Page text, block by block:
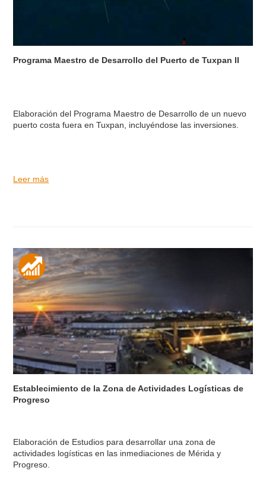
Programa Maestro de Desarrollo del Puerto de Tuxpan II
Elaboración del Programa Maestro de Desarrollo de un nuevo
puerto costa fuera en Tuxpan, incluyéndose las inversiones.
Leer más
Establecimiento de la Zona de Actividades Logísticas de
Progreso
Elaboración de Estudios para desarrollar una zona de
actividades logísticas en las inmediaciones de Mérida y
Progreso.